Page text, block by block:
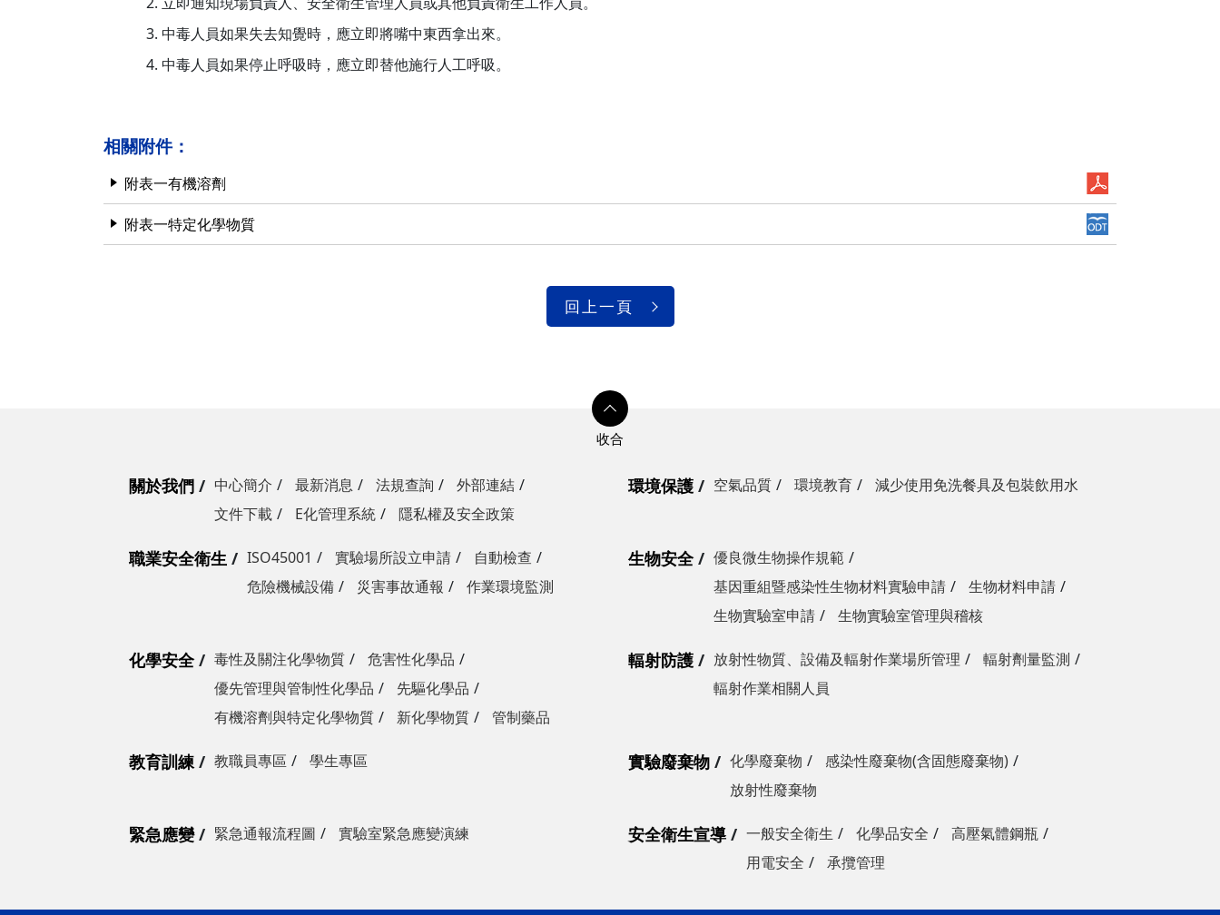
中毒人員如果失去知覺時，應立即將嘴中東西拿出來。
中毒人員如果停止呼吸時，應立即替他施行人工呼吸。
相關附件：
附表一有機溶劑
附表一特定化學物質
回上一頁
關於我們 中心簡介 最新消息 法規查詢
外部連結
文件下載
E化管理系統 隱私權及安全政策
環境保護 空氣品質 環境教育 減少使用免洗餐具及包裝飲用水
職業安全衛生 ISO45001 實驗場所設立申請
自動檢查
危險機械設備
災害事故通報 作業環境監測
生物安全
優良微生物操作規範
基因重組暨感染性生物材料實驗申請
生物材料申請
生物實驗室申請
生物實驗室管理與稽核
化學安全 毒性及關注化學物質
危害性化學品
優先管理與管制性化學品
先驅化學品
有機溶劑與特定化學物質
新化學物質 管制藥品
輻射防護 放射性物質、設備及輻射作業場所管理
輻射劑量監測
輻射作業相關人員
教育訓練 教職員專區 學生專區 實驗廢棄物 化學廢棄物
感染性廢棄物(含固態廢棄物)
放射性廢棄物
緊急應變 緊急通報流程圖 實驗室緊急應變演練 安全衛生宣導 一般安全衛生 化學品安全
高壓氣體鋼瓶
用電安全
承攬管理